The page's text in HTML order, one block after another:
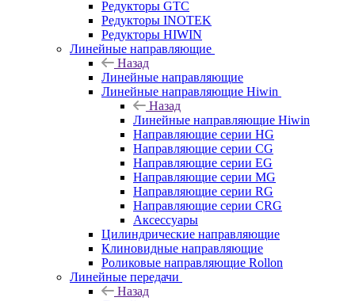
Редукторы GTC
Редукторы INOTEK
Редукторы HIWIN
Линейные направляющие
Назад
Линейные направляющие
Линейные направляющие Hiwin
Назад
Линейные направляющие Hiwin
Направляющие серии HG
Направляющие серии CG
Направляющие серии EG
Направляющие серии MG
Направляющие серии RG
Направляющие серии CRG
Аксессуары
Цилиндрические направляющие
Клиновидные направляющие
Роликовые направляющие Rollon
Линейные передачи
Назад